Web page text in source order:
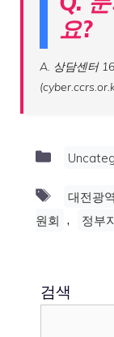
요?
A. 상담센터
Tags
대전광
원회 , 정부
검색